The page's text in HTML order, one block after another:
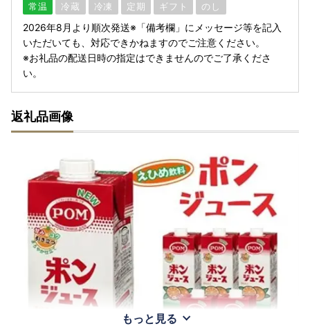
常温 冷蔵 冷凍 定期 ギフト のし
2026年8月より順次発送※「備考欄」にメッセージ等を記入
いただいても、対応できかねますのでご注意ください。
※お礼品の配送日時の指定はできませんのでご了承くださ
い。
返礼品画像
もっと見る